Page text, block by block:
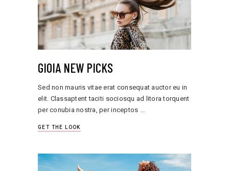
GIOIA NEW PICKS
Sed non mauris vitae erat consequat auctor eu in
elit. Classaptent taciti sociosqu ad litora torquent
per conubia nostra, per inceptos
GET THE LOOK